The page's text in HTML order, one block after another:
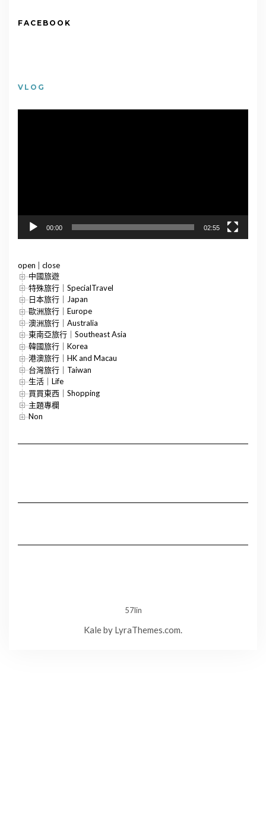
FACEBOOK
VLOG
00:00 02:55
open
close
中國旅遊
特殊旅行｜SpecialTravel
日本旅行｜Japan
歐洲旅行｜Europe
澳洲旅行｜Australia
東南亞旅行｜Southeast Asia
韓國旅行｜Korea
港澳旅行｜HK and Macau
台灣旅行｜Taiwan
生活｜Life
買買東西｜Shopping
主題專欄
Non
57lin
Kaleby LyraThemes.com.